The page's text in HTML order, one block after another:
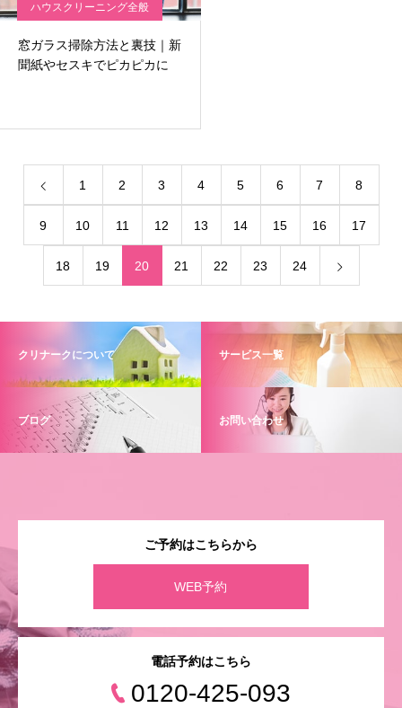
ハウスクリーニング全般
窓ガラス掃除方法と裏技｜新
聞紙やセスキでピカピカに
1 2 3 4 5 6 7 8
9 10 11 12 13 14 15 16 17
18 19 20 21 22 23 24
クリナークについて サービス一覧
ブログ お問い合わせ
ご予約はこちらから
WEB予約
電話予約はこちら
0120-425-093